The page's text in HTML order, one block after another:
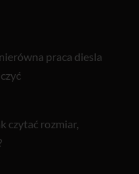
praca diesla
czytać rozmiar,